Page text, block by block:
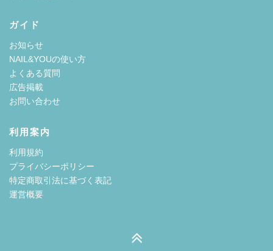
ガイド
お知らせ
NAIL&YOUの使い方
よくある質問
広告掲載
お問い合わせ
利用案内
利用規約
プライバシーポリシー
特定商取引法に基づく表記
運営概要